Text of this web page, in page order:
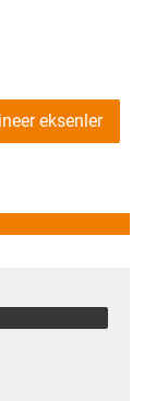
eksenler